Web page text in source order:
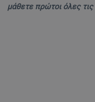
μάθετε πρώτοι όλες τις